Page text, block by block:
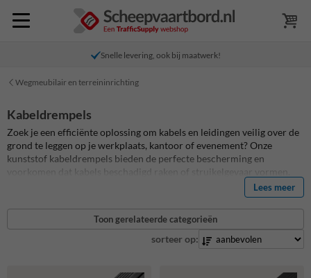
Snelle levering, ook bij maatwerk!
Wegmeubilair en terreininrichting
Kabeldrempels
Zoek je een efficiënte oplossing om kabels en leidingen veilig over de
grond te leggen op je werkplaats, kantoor of evenement? Onze
kunststof kabeldrempels bieden de perfecte bescherming en
voorkomen dat kabels beschadigd raken of struikelgevaar vormen.
Ideaal voor bedrijven, evenementenlocaties en bouwplaatsen.Lees meer
Toon gerelateerde categorieën
sorteer op: